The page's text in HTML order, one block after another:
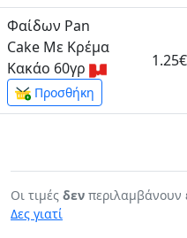
Φαίδων Pan
Cake Με Κρέμα
Κακάο 60γρ
Προσθήκη
1.25€
Οι τιμές δεν περιλαμβάνουν
Δες γιατί